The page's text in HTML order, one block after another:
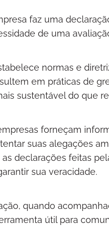
faz uma
de uma
normas e
em práticas de
sustentável do que
forneçam
suas alegações
as declarações feitas
sua veracidade.
quando
útil para